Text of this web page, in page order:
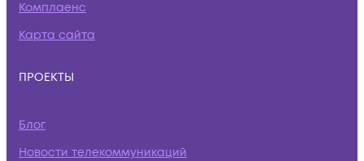
Комплаенс
Карта сайта
ПРОЕКТЫ
Блог
Новости телекоммуникаций